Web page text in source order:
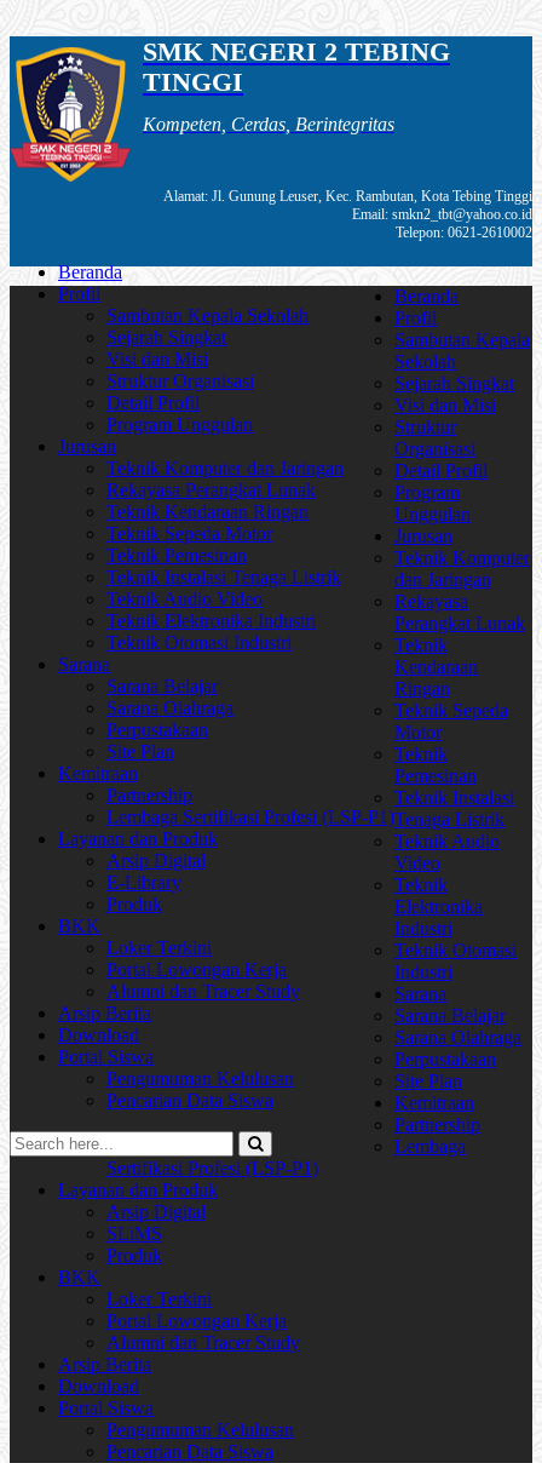
SMK NEGERI 2 TEBING
TINGGI
Kompeten, Cerdas, Berintegritas
Alamat: Jl. Gunung Leuser, Kec. Rambutan, Kota Tebing Tinggi
Email: smkn2_tbt@yahoo.co.id
Telepon: 0621-2610002
Beranda
Profil
Sambutan Kepala Sekolah
Sejarah Singkat
Visi dan Misi
Struktur Organisasi
Detail Profil
Program Unggulan
Jurusan
Teknik Komputer dan Jaringan
Rekayasa Perangkat Lunak
Teknik Kendaraan Ringan
Teknik Sepeda Motor
Teknik Pemesinan
Teknik Instalasi Tenaga Listrik
Teknik Audio Video
Teknik Elektronika Industri
Teknik Otomasi Industri
Sarana
Sarana Belajar
Sarana Olahraga
Perpustakaan
Site Plan
Kemitraan
Partnership
Lembaga Sertifikasi Profesi (LSP-P1)
Layanan dan Produk
Arsip Digital
E-Library
Produk
BKK
Loker Terkini
Portal Lowongan Kerja
Alumni dan Tracer Study
Arsip Berita
Download
Portal Siswa
Pengumuman Kelulusan
Pencarian Data Siswa
Beranda
Profil
Sambutan Kepala
Sekolah
Sejarah Singkat
Visi dan Misi
Struktur
Organisasi
Detail Profil
Program
Unggulan
Jurusan
Teknik Komputer
dan Jaringan
Rekayasa
Perangkat Lunak
Teknik
Kendaraan
Ringan
Teknik Sepeda
Motor
Teknik
Pemesinan
Teknik Instalasi
Tenaga Listrik
Teknik Audio
Video
Teknik
Elektronika
Industri
Teknik Otomasi
Industri
Sarana
Sarana Belajar
Sarana Olahraga
Perpustakaan
Site Plan
Kemitraan
Partnership
Lembaga
Sertifikasi Profesi (LSP-P1)
Layanan dan Produk
Arsip Digital
SLiMS
Produk
BKK
Loker Terkini
Portal Lowongan Kerja
Alumni dan Tracer Study
Arsip Berita
Download
Portal Siswa
Pengumuman Kelulusan
Pencarian Data Siswa